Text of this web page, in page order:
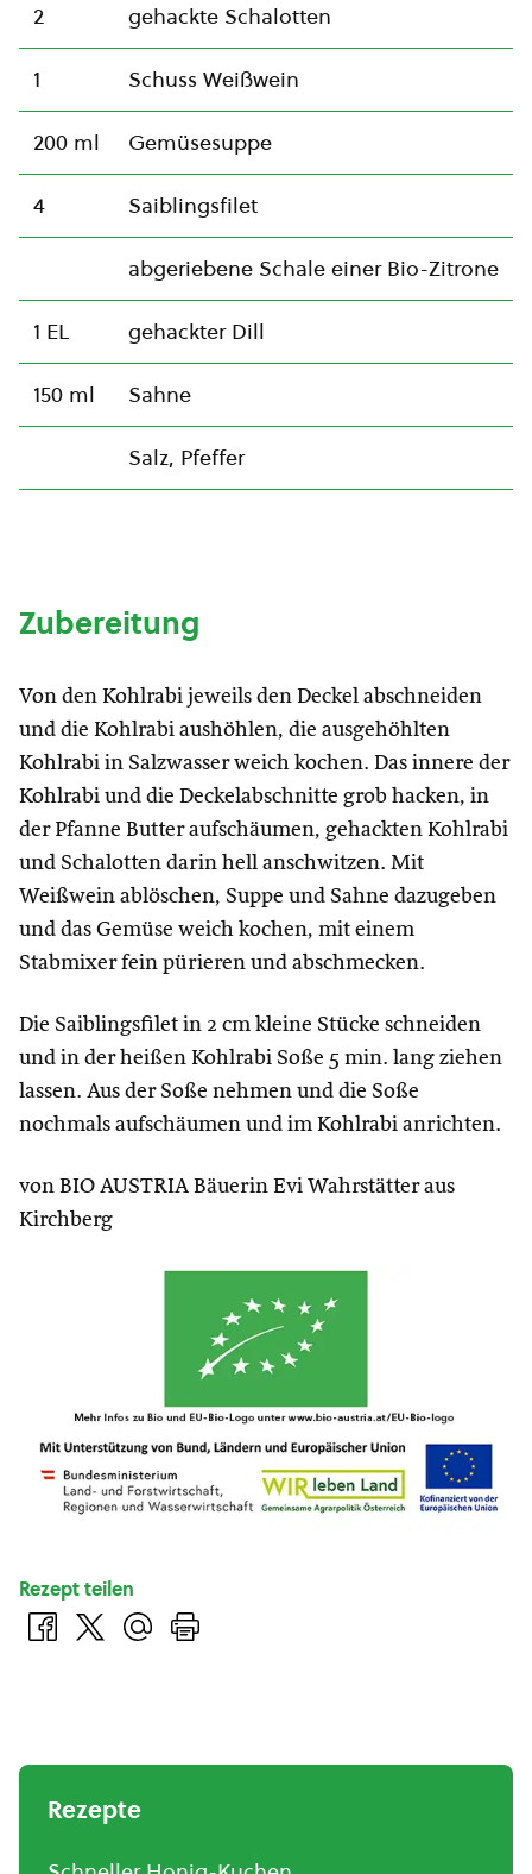
2 gehackte Schalotten
1 Schuss Weißwein
200 ml Gemüsesuppe
4 Saiblingsfilet
abgeriebene Schale einer Bio-Zitrone
1 EL gehackter Dill
150 ml Sahne
Salz, Pfeffer
Zubereitung
Von den Kohlrabi jeweils den Deckel abschneiden
und die Kohlrabi aushöhlen, die ausgehöhlten
Kohlrabi in Salzwasser weich kochen. Das innere der
Kohlrabi und die Deckelabschnitte grob hacken, in
der Pfanne Butter aufschäumen, gehackten Kohlrabi
und Schalotten darin hell anschwitzen. Mit
Weißwein ablöschen, Suppe und Sahne dazugeben
und das Gemüse weich kochen, mit einem
Stabmixer fein pürieren und abschmecken.
Die Saiblingsfilet in 2 cm kleine Stücke schneiden
und in der heißen Kohlrabi Soße 5 min. lang ziehen
lassen. Aus der Soße nehmen und die Soße
nochmals aufschäumen und im Kohlrabi anrichten.
von BIO AUSTRIA Bäuerin Evi Wahrstätter aus
Kirchberg
Rezept teilen
Rezepte